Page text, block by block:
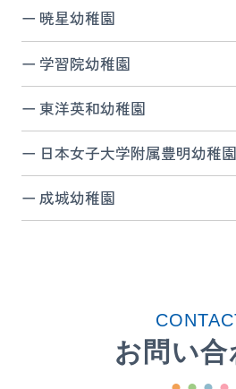
暁星幼稚園
学習院幼稚園
東洋英和幼稚園
日本女子大学附属豊明幼稚園
成城幼稚園
お問い合